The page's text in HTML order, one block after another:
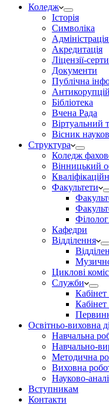
Коледж
Історія
Символіка
Акредитація
Ліцензії-
Документи
Публічна
Бібліотека
Вчена Рада
Віртуальний
Вісник
Структура
Коледж
Вінницький
Факультети
Кафедри
Відділення
Циклові
Служби
Кабінет
Освітньо-виховна
Навчальна
Навчально-
Методична
Виховна
Науково-
Вступникам
Контакти